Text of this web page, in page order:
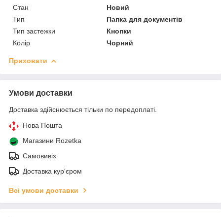
Стан
Новий
Тип
Папка для документів
Тип застежки
Кнопки
Колір
Чорний
Приховати
Умови доставки
Доставка здійснюється тільки по передоплаті.
Нова Пошта
Магазини Rozetka
Самовивіз
Доставка кур'єром
Всі умови доставки